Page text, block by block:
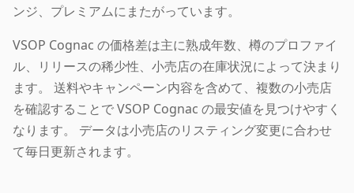
ンジ、プレミアムにまたがっています。
VSOP Cognac の価格差は主に熟成年数、樽のプロファイ
ル、リリースの稀少性、小売店の在庫状況によって決まり
ます。 送料やキャンペーン内容を含めて、複数の小売店
を確認することで VSOP Cognac の最安値を見つけやすく
なります。 データは小売店のリスティング変更に合わせ
て毎日更新されます。